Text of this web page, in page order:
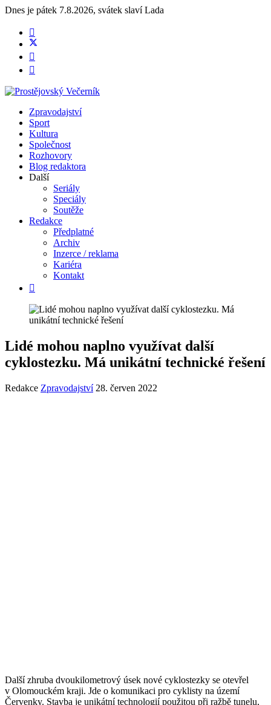
Dnes je pátek 7.8.2026, svátek slavíLada
Zpravodajství
Sport
Kultura
Společnost
Rozhovory
Blog redaktora
Další
Seriály
Speciály
Soutěže
Redakce
Předplatné
Archiv
Inzerce / reklama
Kariéra
Kontakt
Lidé mohou naplno využívat další
cyklostezku. Má unikátní technické řešení
Redakce Zpravodajství 28. červen 2022
Další zhruba dvoukilometrový úsek nové cyklostezky se otevřel
v Olomouckém kraji. Jde o komunikaci pro cyklisty na území
Červenky. Stavba je unikátní technologií použitou při ražbě tunelu,